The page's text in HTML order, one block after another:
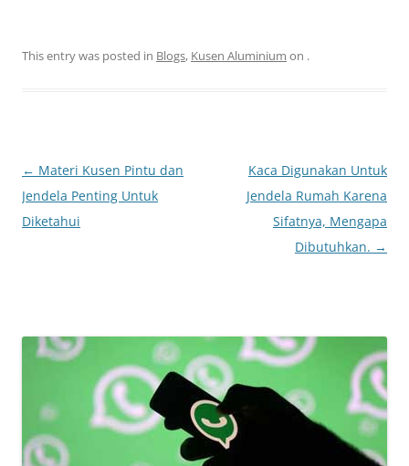
This entry was posted in Blogs, Kusen Aluminium on .
Post
navigation
← Materi Kusen Pintu dan
Jendela Penting Untuk
Diketahui
Kaca Digunakan Untuk
Jendela Rumah Karena
Sifatnya, Mengapa
Dibutuhkan. →